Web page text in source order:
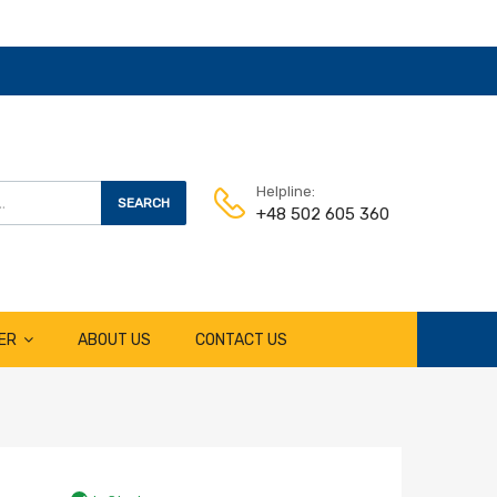
SEARCH
Helpline:
+48 502 605 360
ABOUT US CONTACT US